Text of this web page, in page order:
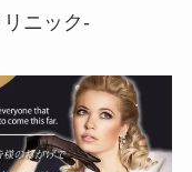
ニック-